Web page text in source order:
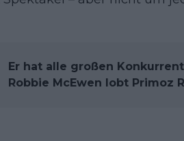
Er hat alle großen
Robbie McEwen lobt Primoz